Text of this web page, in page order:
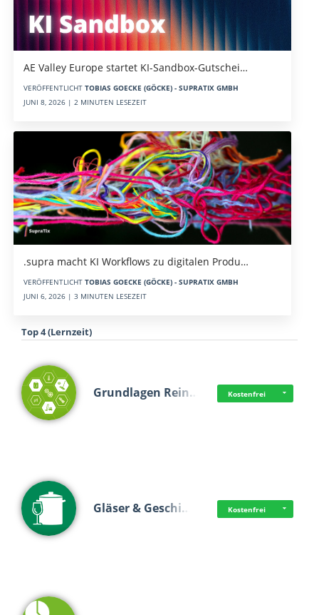
AE Valley Europe startet KI-Sandbox-Gutschei…
VERÖFFENTLICHT TOBIAS GOECKE (GÖCKE) - SUPRATIX GMBH
JUNI 8, 2026 | 2 MINUTEN LESEZEIT
.supra macht KI Workflows zu digitalen Produ…
VERÖFFENTLICHT TOBIAS GOECKE (GÖCKE) - SUPRATIX GMBH
JUNI 6, 2026 | 3 MINUTEN LESEZEIT
Top 4 (Lernzeit)
Grundlagen Rein… Kostenfrei
Gläser & Geschi… Kostenfrei